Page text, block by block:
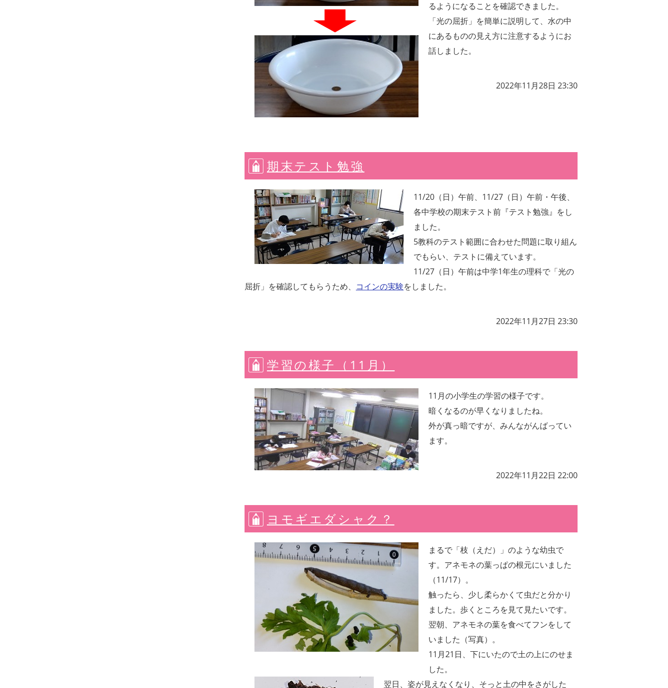
るようになることを確認できました。
「光の屈折」を簡単に説明して、水の中
にあるものの見え方に注意するようにお
話しました。
2022年11月28日 23:30
期末テスト勉強
11/20（日）午前、11/27（日）午前・午後、
各中学校の期末テスト前『テスト勉強』をし
ました。
5教科のテスト範囲に合わせた問題に取り組ん
でもらい、テストに備えています。
11/27（日）午前は中学1年生の理科で「光の
屈折」を確認してもらうため、 コインの実験をしました。
2022年11月27日 23:30
学習の様子（11月）
11月の小学生の学習の様子です。
暗くなるのが早くなりましたね。
外が真っ暗ですが、みんながんばってい
ます。
2022年11月22日 22:00
ヨモギエダシャク？
まるで「枝（えだ）」のような幼虫で
す。アネモネの葉っぱの根元にいました
（11/17）。
触ったら、少し柔らかくて虫だと分かり
ました。歩くところを見て見たいです。
翌朝、アネモネの葉を食べてフンをして
いました（写真）。
11月21日、下にいたので土の上にのせま
した。
翌日、姿が見えなくなり、そっと土の中をさがした